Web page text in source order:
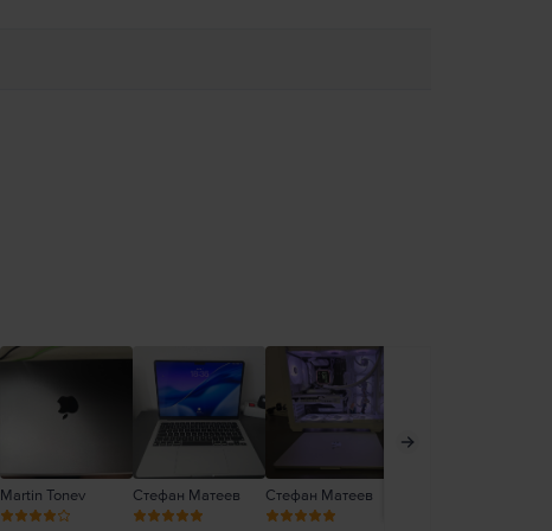
Martin Tonev Стефан Матеев Стефан Матеев